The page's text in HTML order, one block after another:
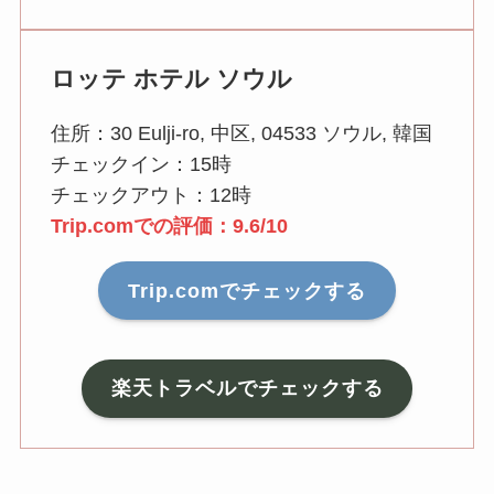
ロッテ ホテル ソウル
住所：30 Eulji-ro, 中区, 04533 ソウル, 韓国
チェックイン：15時
チェックアウト：12時
Trip.comでの評価：9.6/10
Trip.comでチェックする
楽天トラベルでチェックする